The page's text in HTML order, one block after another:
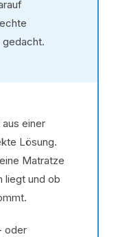
gedacht.
einer
Lösung.
Matratze
liegt und ob
oder